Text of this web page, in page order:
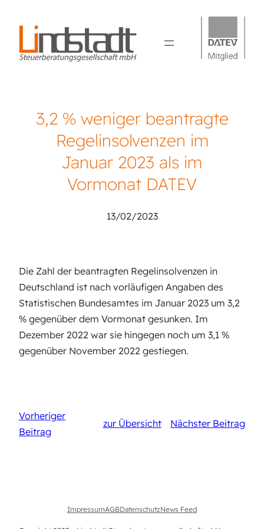
3,2 % weniger beantragte
Regelinsolvenzen im
Januar 2023 als im
Vormonat DATEV
13/02/2023
Die Zahl der beantragten Regelinsolvenzen in
Deutschland ist nach vorläufigen Angaben des
Statistischen Bundesamtes im Januar 2023 um 3,2
% gegenüber dem Vormonat gesunken. Im
Dezember 2022 war sie hingegen noch um 3,1 %
gegenüber November 2022 gestiegen.
Vorheriger
Beitrag
zur Übersicht Nächster Beitrag
ImpressumAGBDatenschutzNews Feed